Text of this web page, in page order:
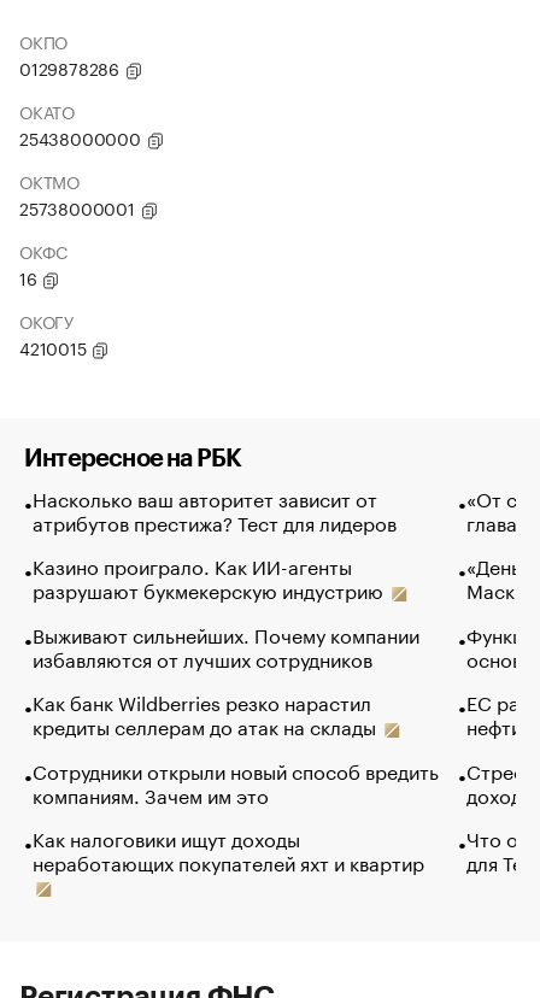
ОКПО
0129878286
ОКАТО
25438000000
ОКТМО
25738000001
ОКФС
16
ОКОГУ
4210015
Интересное на РБК
Насколько ваш авторитет зависит от
атрибутов престижа? Тест для лидеров
Казино проиграло. Как ИИ-агенты
разрушают букмекерскую индустрию
Выживают сильнейших. Почему компании
избавляются от лучших сотрудников
Как банк Wildberries резко нарастил
кредиты селлерам до атак на склады
Сотрудники открыли новый способ вредить
компаниям. Зачем им это
Как налоговики ищут доходы
неработающих покупателей яхт и квартир
«От
глава
Маск в
основ
ЕС
нефти
Что
для